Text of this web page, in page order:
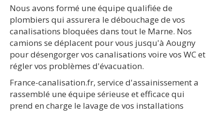
Nous avons formé une équipe qualifiée de
plombiers qui assurera le débouchage de vos
canalisations bloquées dans tout le Marne. Nos
camions se déplacent pour vous jusqu'à Aougny
pour désengorger vos canalisations voire vos WC et
régler vos problèmes d'évacuation.
France-canalisation.fr, service d'assainissement a
rassemblé une équipe sérieuse et efficace qui
prend en charge le lavage de vos installations